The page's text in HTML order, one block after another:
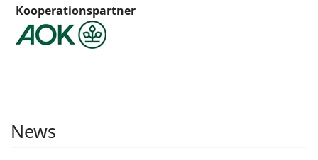
Kooperationspartner
News